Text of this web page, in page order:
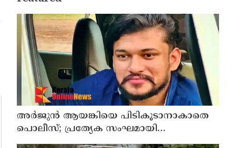
അർജുൻ ആയങ്കിയെ പിടികൂടാനാകാതെ
പൊലീസ്; പ്രത്യേക സംഘമായി
അന്വേഷണം